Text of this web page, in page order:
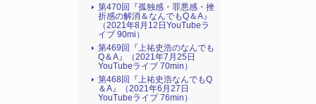
第470回『孤独感・罪悪感・挫
折感の解消＆なんでもQ＆A』
（2021年8月12日YouTubeラ
イブ 90mi）
第469回『上祐史浩のなんでも
Q＆A』（2021年7月25日
YouTubeライブ 70min）
第468回『上祐史浩なんでもQ
＆A』（2021年6月27日
YouTubeライブ 76min）